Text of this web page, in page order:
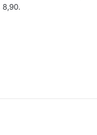
8,90.